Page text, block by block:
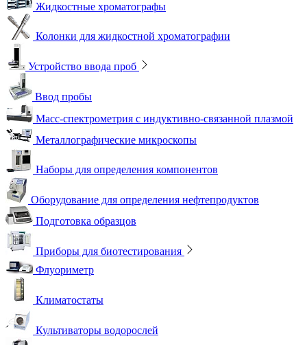
Жидкостные хроматографы
Колонки для жидкостной хроматографии
Устройство ввода проб
Ввод пробы
Масс-спектрометрия с индуктивно-связанной плазмой
Металлографические микроскопы
Наборы для определения компонентов
Оборудование для определения нефтепродуктов
Подготовка образцов
Приборы для биотестирования
Флуориметр
Климатостаты
Культиваторы водорослей